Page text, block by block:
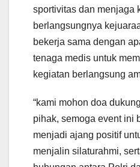
sportivitas dan menjaga
berlangsungnya
bekerja sama dengan
tenaga medis untuk
kegiatan berlangsung
“kami mohon doa
pihak, semoga event ini
menjadi ajang positif
menjalin silaturahmi,